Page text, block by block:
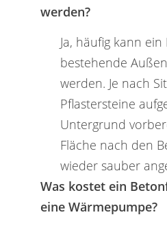
werden?
Ja, häufig kann
bestehende
werden. Je nach
Pflastersteine
Untergrund
Fläche nach den
wieder sauber
Was kostet ein
eine Wärmepumpe?